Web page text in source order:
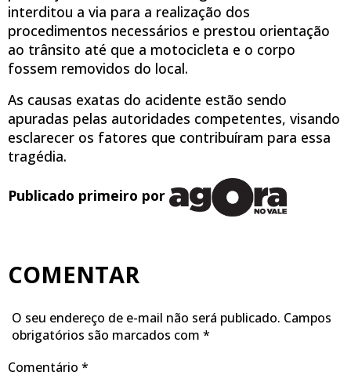
interditou a via para a realização dos
procedimentos necessários e prestou orientação
ao trânsito até que a motocicleta e o corpo
fossem removidos do local.
As causas exatas do acidente estão sendo
apuradas pelas autoridades competentes, visando
esclarecer os fatores que contribuíram para essa
tragédia.
Publicado primeiro por
COMENTAR
O seu endereço de e-mail não será publicado. Campos
obrigatórios são marcados com *
Comentário *